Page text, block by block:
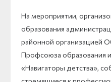
На мероприятии,
образования
районной организацией
Профсоюза образования
«Навигаторы детства»,